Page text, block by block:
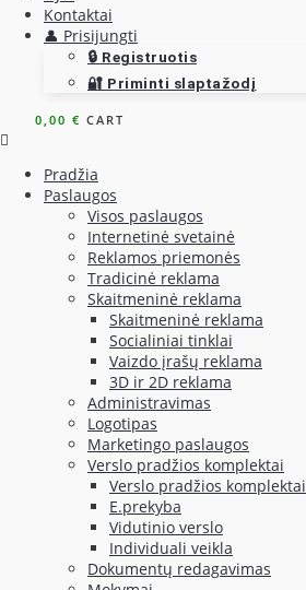
Kontaktai
👤 Prisijungti
🔒 Registruotis
🔐 Priminti slaptažodį
0,00 € CART
Pradžia
Paslaugos
Visos paslaugos
Internetinė svetainė
Reklamos priemonės
Tradicinė reklama
Skaitmeninė reklama
Skaitmeninė reklama
Socialiniai tinklai
Vaizdo įrašų reklama
3D ir 2D reklama
Administravimas
Logotipas
Marketingo paslaugos
Verslo pradžios komplektai
Verslo pradžios komplektai
E.prekyba
Vidutinio verslo
Individuali veikla
Dokumentų redagavimas